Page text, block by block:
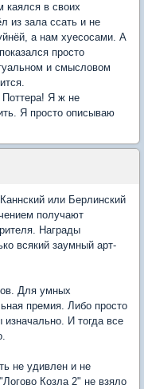
каялся в своих
из зала ссать и не
а нам хуесосами. А
просто
и смысловом
Поттера! Я ж не
Я просто описываю
или Берлинский
получают
Награды
всякий заумный арт-
Для умных
премия. Либо просто
И тогда все
не удивлен и не
Козла 2" не взяло